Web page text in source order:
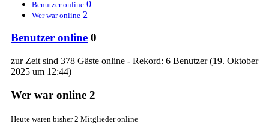
Benutzer online 0
Wer war online 2
Benutzer online 0
zur Zeit sind 378 Gäste online - Rekord: 6 Benutzer (19. Oktober
2025 um 12:44)
Wer war online 2
Heute waren bisher 2 Mitglieder online